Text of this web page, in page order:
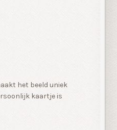
het beeld uniek
kaartje is